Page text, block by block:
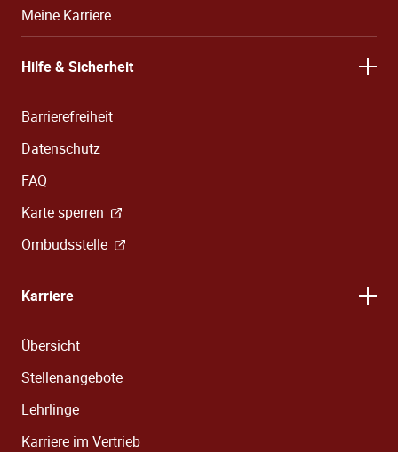
Meine Karriere
Hilfe & Sicherheit
Barrierefreiheit
Datenschutz
FAQ
Karte sperren
Ombudsstelle
Karriere
Übersicht
Stellenangebote
Lehrlinge
Karriere im Vertrieb